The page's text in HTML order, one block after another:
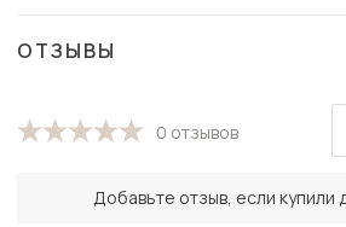
ОТЗЫВЫ
0 отзывов
Добавьте отзыв, если купили